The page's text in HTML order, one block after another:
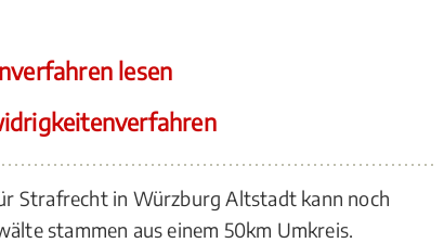
lesen
Strafrecht in Würzburg Altstadt kann noch
stammen aus einem 50km Umkreis.